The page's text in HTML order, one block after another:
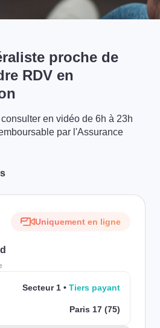
proche de
RDV en
en vidéo de 6h à 23h
par l'Assurance
Uniquement en ligne
Secteur 1 Tiers payant
Paris 17 (75)